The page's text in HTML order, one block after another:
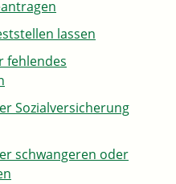
lassen
fehlendes
Sozialversicherung
schwangeren oder